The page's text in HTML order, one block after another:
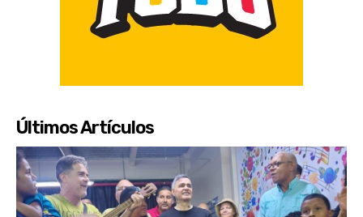
Últimos Artículos